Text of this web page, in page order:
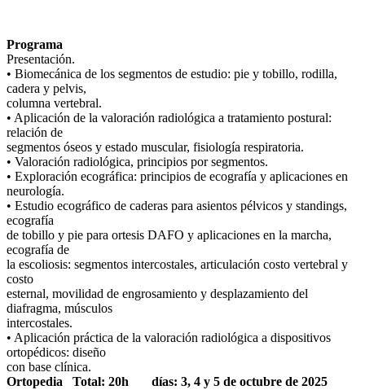
Programa
Presentación.
• Biomecánica de los segmentos de estudio: pie y tobillo, rodilla,
cadera y pelvis,
columna vertebral.
• Aplicación de la valoración radiológica a tratamiento postural:
relación de
segmentos óseos y estado muscular, fisiología respiratoria.
• Valoración radiológica, principios por segmentos.
• Exploración ecográfica: principios de ecografía y aplicaciones en
neurología.
• Estudio ecográfico de caderas para asientos pélvicos y standings,
ecografía
de tobillo y pie para ortesis DAFO y aplicaciones en la marcha,
ecografía de
la escoliosis: segmentos intercostales, articulación costo vertebral y
costo
esternal, movilidad de engrosamiento y desplazamiento del
diafragma, músculos
intercostales.
• Aplicación práctica de la valoración radiológica a dispositivos
ortopédicos: diseño
con base clínica.
Ortopedia Total: 20h días: 3, 4 y 5 de octubre de 2025